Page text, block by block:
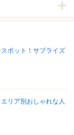
ポット！サプライズ
リア別おしゃれな人